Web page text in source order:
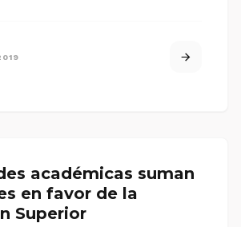
académicas suman
en favor de la
Superior